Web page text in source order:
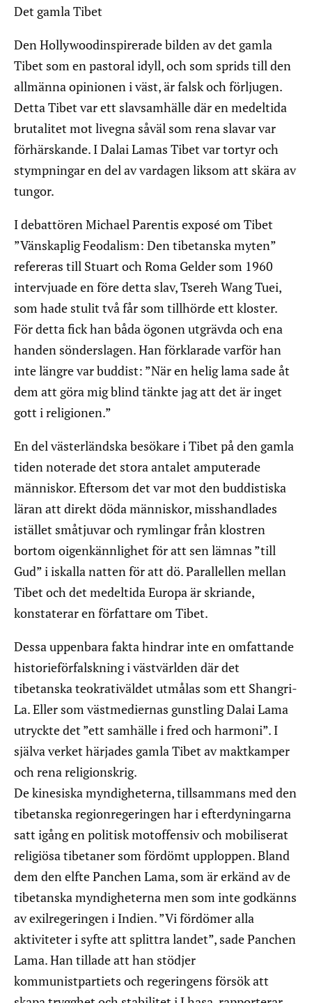
Det gamla Tibet
Den Hollywoodinspirerade bilden av det gamla
Tibet som en pastoral idyll, och som sprids till den
allmänna opinionen i väst, är falsk och förljugen.
Detta Tibet var ett slavsamhälle där en medeltida
brutalitet mot livegna såväl som rena slavar var
förhärskande. I Dalai Lamas Tibet var tortyr och
stympningar en del av vardagen liksom att skära av
tungor.
I debattören Michael Parentis exposé om Tibet
”Vänskaplig Feodalism: Den tibetanska myten”
refereras till Stuart och Roma Gelder som 1960
intervjuade en före detta slav, Tsereh Wang Tuei,
som hade stulit två får som tillhörde ett kloster.
För detta fick han båda ögonen utgrävda och ena
handen sönderslagen. Han förklarade varför han
inte längre var buddist: ”När en helig lama sade åt
dem att göra mig blind tänkte jag att det är inget
gott i religionen.”
En del västerländska besökare i Tibet på den gamla
tiden noterade det stora antalet amputerade
människor. Eftersom det var mot den buddistiska
läran att direkt döda människor, misshandlades
istället småtjuvar och rymlingar från klostren
bortom oigenkännlighet för att sen lämnas ”till
Gud” i iskalla natten för att dö. Parallellen mellan
Tibet och det medeltida Europa är skriande,
konstaterar en författare om Tibet.
Dessa uppenbara fakta hindrar inte en omfattande
historieförfalskning i västvärlden där det
tibetanska teokrativäldet utmålas som ett Shangri-
La. Eller som västmediernas gunstling Dalai Lama
utryckte det ”ett samhälle i fred och harmoni”. I
själva verket härjades gamla Tibet av maktkamper
och rena religionskrig.
De kinesiska myndigheterna, tillsammans med den
tibetanska regionregeringen har i efterdyningarna
satt igång en politisk motoffensiv och mobiliserat
religiösa tibetaner som fördömt upploppen. Bland
dem den elfte Panchen Lama, som är erkänd av de
tibetanska myndigheterna men som inte godkänns
av exilregeringen i Indien. ”Vi fördömer alla
aktiviteter i syfte att splittra landet”, sade Panchen
Lama. Han tillade att han stödjer
kommunistpartiets och regeringens försök att